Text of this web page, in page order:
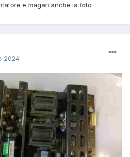
e magari anche la foto
2024